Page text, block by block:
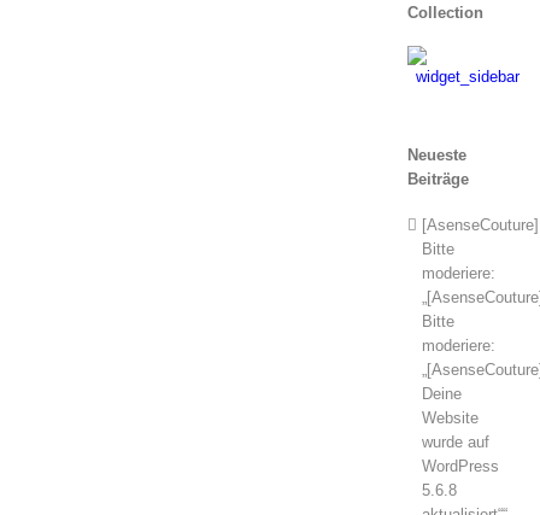
Collection
Neueste
Beiträge
[AsenseCouture]
Bitte
moderiere:
Bitte
moderiere:
Deine
Website
wurde auf
WordPress
5.6.8